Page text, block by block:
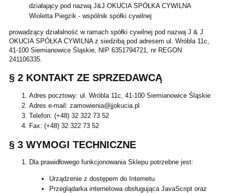
działający pod nazwą J&J OKUCIA SPÓŁKA CYWILNA
Wioletta Piegzik - wspólnik spółki cywilnej
prowadzący działalność w ramach spółki cywilnej pod nazwą J & J
OKUCIA SPÓŁKA CYWILNA z siedzibą pod adresem ul. Wróbla 11c,
41-100 Siemianowice Śląskie, NIP 6351794721, nr REGON
241106335.
§ 2 KONTAKT ZE SPRZEDAWCĄ
Adres pocztowy: ul. Wróbla 11c, 41-100 Siemianowice Śląskie
Adres e-mail: zamowienia@jjokucia.pl
Telefon: (+48) 32 322 73 52
Fax: (+48) 32 322 73 52
§ 3 WYMOGI TECHNICZNE
Dla prawidłowego funkcjonowania Sklepu potrzebne jest:
Urządzenie z dostępem do Internetu
Przeglądarka internetowa obsługująca JavaScript oraz